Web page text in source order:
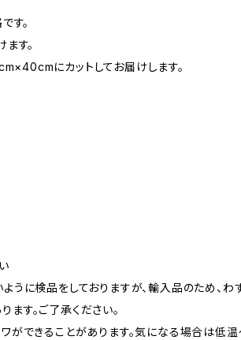
す。
す。
にカットしてお届けします。
うに検品をしておりますが、輸入品のため、
す。ご了承ください。
ができることがあります。気になる場合は低